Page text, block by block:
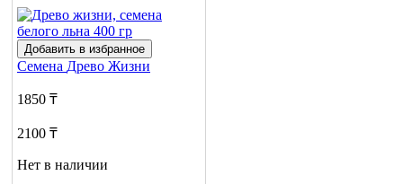
Добавить в избранное
Семена Древо Жизни
1850 ₸
2100 ₸
Нет в наличии